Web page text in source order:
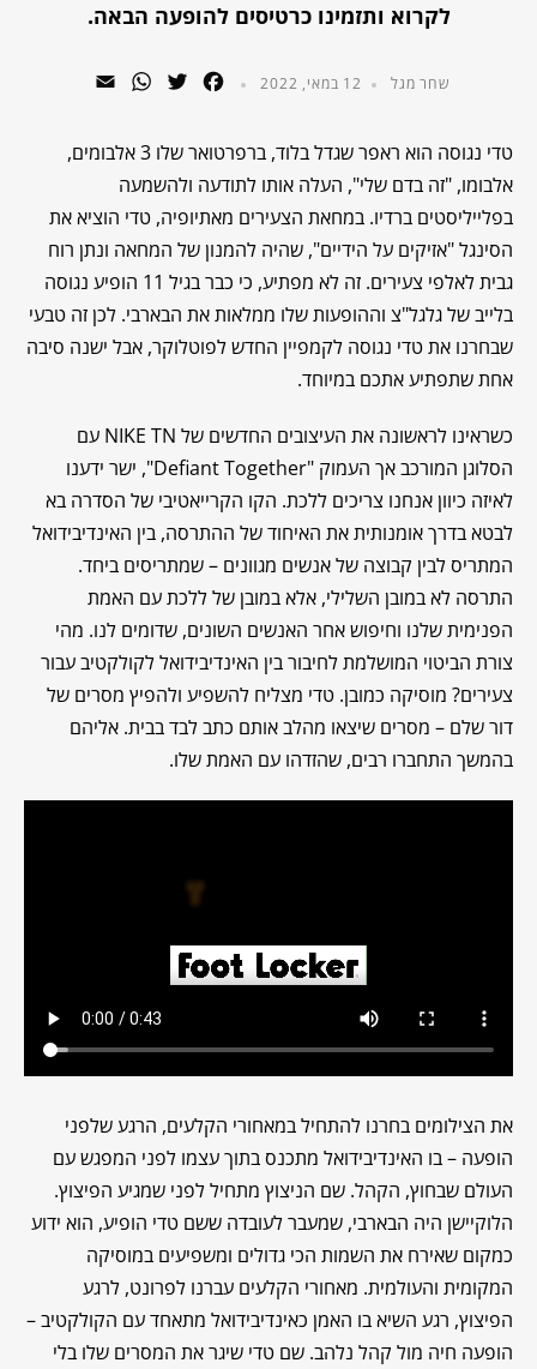
לקרוא ותזמינו כרטיסים להופעה הבאה.
שחר מגל 12 במאי, 2022 Facebook
Twitter
WhatsApp
טדי נגוסה הוא ראפר שגדל בלוד, ברפרטואר שלו 3 אלבומים,
אלבומו, "זה בדם שלי", העלה אותו לתודעה ולהשמעה
בפלייליסטים ברדיו. במחאת הצעירים מאתיופיה, טדי הוציא את
הסינגל "אזיקים על הידיים", שהיה להמנון של המחאה ונתן רוח
גבית לאלפי צעירים. זה לא מפתיע, כי כבר בגיל 11 הופיע נגוסה
בלייב של גלגל"צ וההופעות שלו ממלאות את הבארבי. לכן זה טבעי
שבחרנו את טדי נגוסה לקמפיין החדש לפוטלוקר, אבל ישנה סיבה
אחת שתפתיע אתכם במיוחד.
כשראינו לראשונה את העיצובים החדשים של NIKE TN עם
הסלוגן המורכב אך העמוק "Defiant Together", ישר ידענו
לאיזה כיוון אנחנו צריכים ללכת. הקו הקרייאטיבי של הסדרה בא
לבטא בדרך אומנותית את האיחוד של ההתרסה, בין האינדיבידואל
המתריס לבין קבוצה של אנשים מגוונים – שמתריסים ביחד.
התרסה לא במובן השלילי, אלא במובן של ללכת עם האמת
הפנימית שלנו וחיפוש אחר האנשים השונים, שדומים לנו. מהי
צורת הביטוי המושלמת לחיבור בין האינדיבידואל לקולקטיב עבור
צעירים? מוסיקה כמובן. טדי מצליח להשפיע ולהפיץ מסרים של
דור שלם – מסרים שיצאו מהלב אותם כתב לבד בבית. אליהם
בהמשך התחברו רבים, שהזדהו עם האמת שלו.
את הצילומים בחרנו להתחיל במאחורי הקלעים, הרגע שלפני
הופעה – בו האינדיבידואל מתכנס בתוך עצמו לפני המפגש עם
העולם שבחוץ, הקהל. שם הניצוץ מתחיל לפני שמגיע הפיצוץ.
הלוקיישן היה הבארבי, שמעבר לעובדה ששם טדי הופיע, הוא ידוע
כמקום שאירח את השמות הכי גדולים ומשפיעים במוסיקה
המקומית והעולמית. מאחורי הקלעים עברנו לפרונט, לרגע
הפיצוץ, רגע השיא בו האמן כאינדיבידואל מתאחד עם הקולקטיב –
הופעה חיה מול קהל נלהב. שם טדי שיגר את המסרים שלו בלי